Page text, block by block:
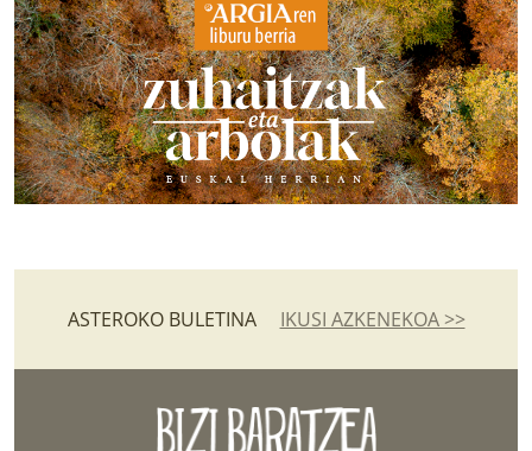
ASTEROKO BULETINA IKUSI AZKENEKOA >>